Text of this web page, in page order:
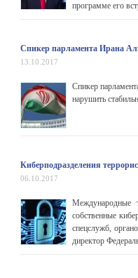
программе его
Спикер парламента Ирана
13.10.2017
Спикер
нарушить
Киберподразделения
06.10.2017
Международные
собственные
спецслужб,
директор